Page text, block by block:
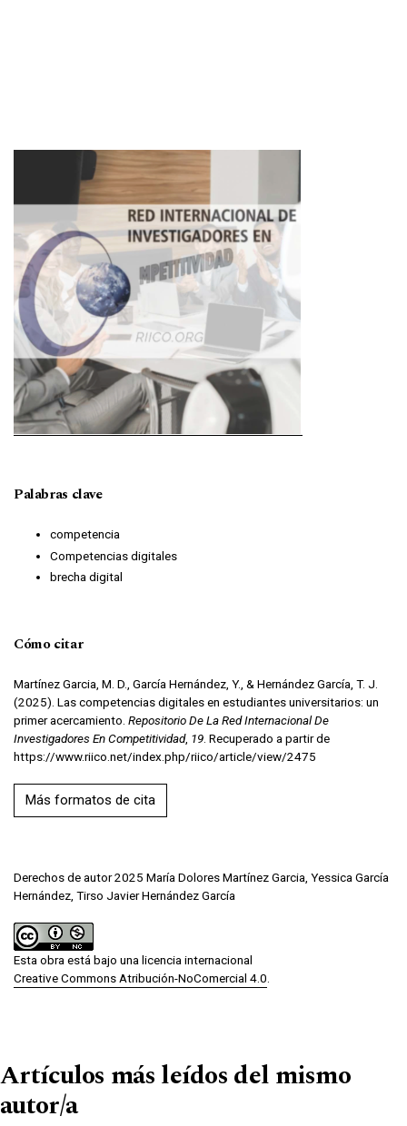
Imagen de portada
Palabras clave
competencia
Competencias digitales
brecha digital
Cómo citar
Martínez Garcia, M. D., García Hernández, Y., & Hernández García, T. J.
(2025). Las competencias digitales en estudiantes universitarios: un
primer acercamiento. Repositorio De La Red Internacional De
Investigadores En Competitividad, 19 . Recuperado a partir de
https://www.riico.net/index.php/riico/article/view/2475
Más formatos de cita
Derechos de autor 2025 María Dolores Martínez Garcia, Yessica García
Hernández, Tirso Javier Hernández García
Esta obra está bajo una licencia internacional
Creative Commons Atribución-NoComercial 4.0
Artículos más leídos del mismo
autor/a